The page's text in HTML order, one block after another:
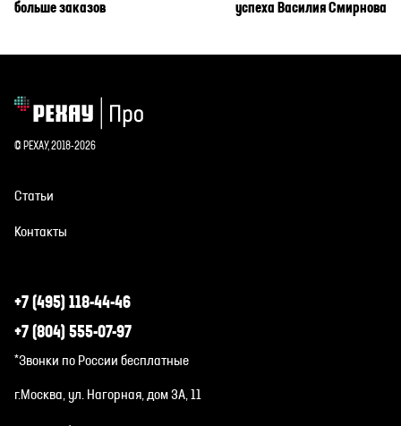
больше заказов
успеха Василия Смирнова
© РЕХАУ, 2018-2026
Статьи
Контакты
+7 (495) 118-44-46
+7 (804) 555-07-97
*Звонки по России бесплатные
г.Москва, ул. Нагорная, дом 3А, 11